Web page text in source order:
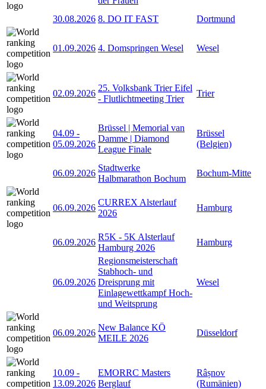
30.08.2026 8. DO IT FAST Dortmund
01.09.2026 4. Domspringen Wesel Wesel
02.09.2026
25. Volksbank Trier Eifel
- Flutlichtmeeting Trier
Trier
04.09 -
05.09.2026
Brüssel | Memorial van
Damme | Diamond
League Finale
Brüssel
(Belgien)
06.09.2026
Stadtwerke
Halbmarathon Bochum
Bochum-Mitte
06.09.2026
CURREX Alsterlauf
2026
Hamburg
06.09.2026
R5K - 5K Alsterlauf
Hamburg 2026
Hamburg
06.09.2026
Regionsmeisterschaft
Stabhoch- und
Dreisprung mit
Einlagewettkampf Hoch-
und Weitsprung
Wesel
06.09.2026
New Balance KÖ
MEILE 2026
Düsseldorf
10.09 -
13.09.2026
EMORRC Masters
Berglauf
Râșnov
(Rumänien)